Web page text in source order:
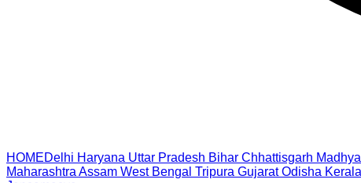
HOMEDelhi Haryana Uttar Pradesh Bihar Chhattisgarh
Maharashtra Assam West Bengal Tripura Gujarat Odisha Kerala